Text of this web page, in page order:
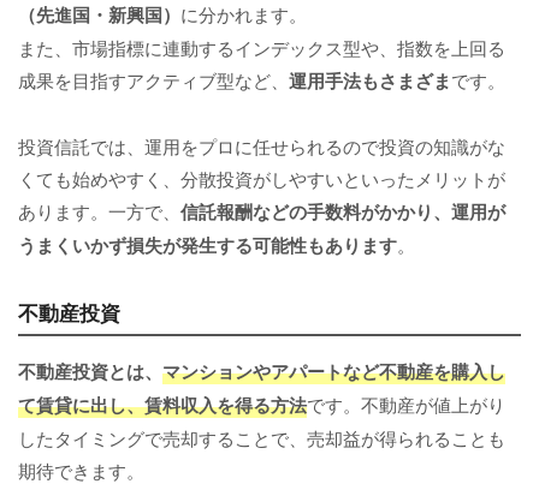
（先進国・新興国） に分かれます。
また、市場指標に連動するインデックス型や、指数を上回る
成果を目指すアクティブ型など、 運用手法もさまざまです。
投資信託では、運用をプロに任せられるので投資の知識がな
くても始めやすく、分散投資がしやすいといったメリットが
あります。一方で、 信託報酬などの手数料がかかり、運用が
うまくいかず損失が発生する可能性もあります。
不動産投資
不動産投資とは、 マンションやアパートなど不動産を購入し
て賃貸に出し、賃料収入を得る方法です。不動産が値上がり
したタイミングで売却することで、売却益が得られることも
期待できます。